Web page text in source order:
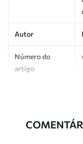
Autor
Número do
artigo
Adicionalmente